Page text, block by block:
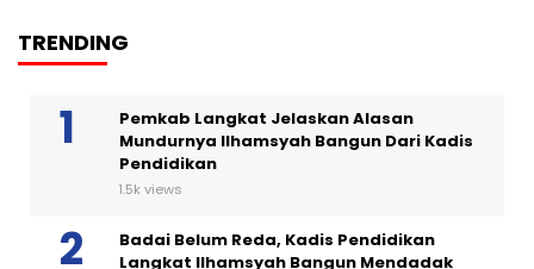
TRENDING
Pemkab Langkat Jelaskan Alasan
Mundurnya Ilhamsyah Bangun Dari Kadis
Pendidikan
1.5k views
Badai Belum Reda, Kadis Pendidikan
Langkat Ilhamsyah Bangun Mendadak